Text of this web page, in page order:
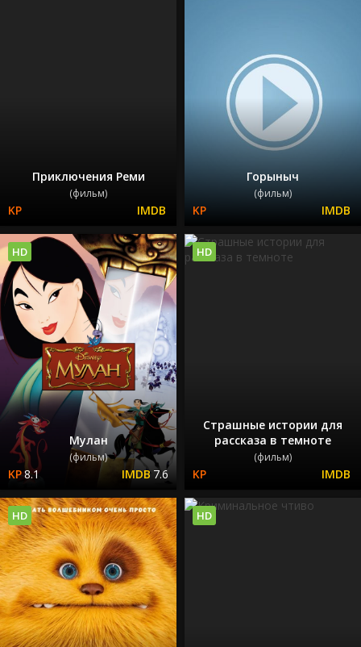
Приключения Реми
(фильм)
Горыныч
(фильм)
Мулан
(фильм)
8.1 7.6
HD
Страшные истории для
рассказа в темноте
(фильм)
HD
HD HD